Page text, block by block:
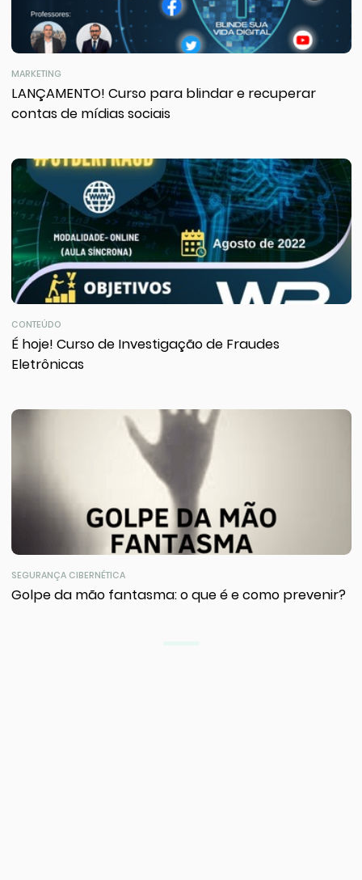
MARKETING
LANÇAMENTO! Curso para blindar e recuperar
contas de mídias sociais
CONTEÚDO
É hoje! Curso de Investigação de Fraudes
Eletrônicas
SEGURANÇA CIBERNÉTICA
Golpe da mão fantasma: o que é e como prevenir?